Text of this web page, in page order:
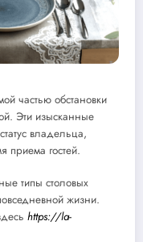
частью обстановки
Эти изысканные
владельца,
приема гостей.
типы столовых
жизни.
https://la-